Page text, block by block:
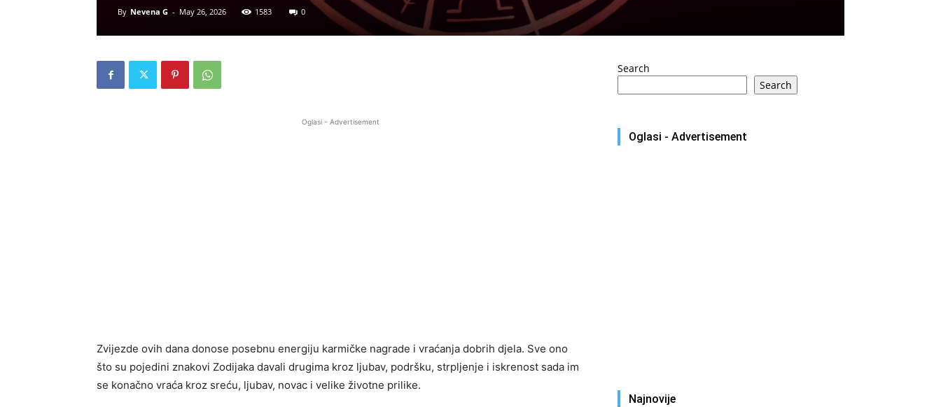
By Nevena G - May 26, 2026 1583 0
Oglasi - Advertisement
Zvijezde ovih dana donose posebnu energiju karmičke nagrade i vraćanja dobrih djela. Sve ono
što su pojedini znakovi Zodijaka davali drugima kroz ljubav, podršku, strpljenje i iskrenost sada im
se konačno vraća kroz sreću, ljubav, novac i velike životne prilike.
Search
Search
Oglasi - Advertisement
Najnovije